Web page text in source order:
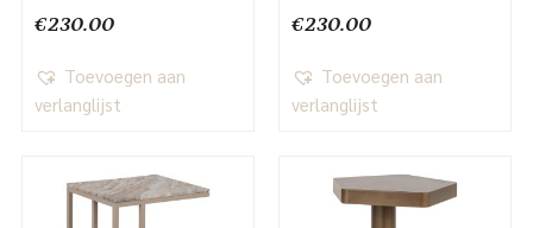
€230.00
Toevoegen aan
verlanglijst
€230.00
Toevoegen aan
verlanglijst